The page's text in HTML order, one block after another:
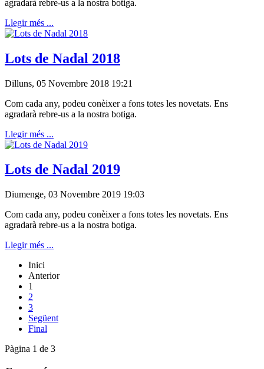
agradarà rebre-us a la nostra botiga.
Llegir més ...
Lots de Nadal 2018
Dilluns, 05 Novembre 2018 19:21
Com cada any, podeu conèixer a fons totes les novetats. Ens
agradarà rebre-us a la nostra botiga.
Llegir més ...
Lots de Nadal 2019
Diumenge, 03 Novembre 2019 19:03
Com cada any, podeu conèixer a fons totes les novetats. Ens
agradarà rebre-us a la nostra botiga.
Llegir més ...
Inici
Anterior
1
2
3
Següent
Final
Pàgina 1 de 3